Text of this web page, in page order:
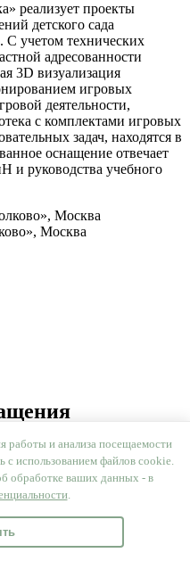
реализует проекты
детского сада
С учетом технических
адресованности
3D визуализация
игровых
деятельности,
с комплектами игровых
задач, находятся в
оснащение отвечает
руководства учебного
Москва
и анализа посещаемости
с использованием файлов cookie.
обработке ваших данных - в
.